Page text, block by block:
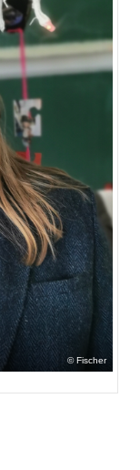
Fischer